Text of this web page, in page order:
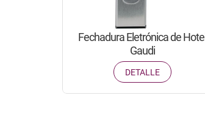
Fechadura Eletrónica de Hotel
Gaudi
DETALLE